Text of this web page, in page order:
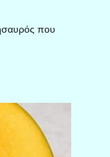
που